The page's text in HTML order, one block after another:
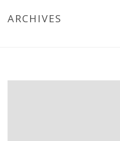
ARCHIVES